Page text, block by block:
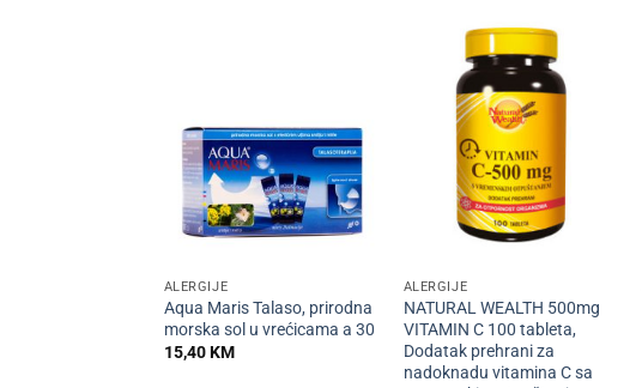
ALERGIJE
Aqua Maris Talaso, prirodna
morska sol u vrećicama a 30
15,40KM
ALERGIJE
NATURAL WEALTH 500mg
VITAMIN C 100 tableta,
Dodatak prehrani za
nadoknadu vitamina C sa